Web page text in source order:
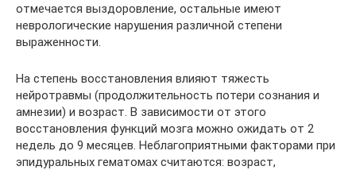
отмечается выздоровление, остальные имеют
неврологические нарушения различной степени
выраженности.
На степень восстановления влияют тяжесть
нейротравмы (продолжительность потери сознания и
амнезии) и возраст. В зависимости от этого
восстановления функций мозга можно ожидать от 2
недель до 9 месяцев. Неблагоприятными факторами при
эпидуральных гематомах считаются: возраст,